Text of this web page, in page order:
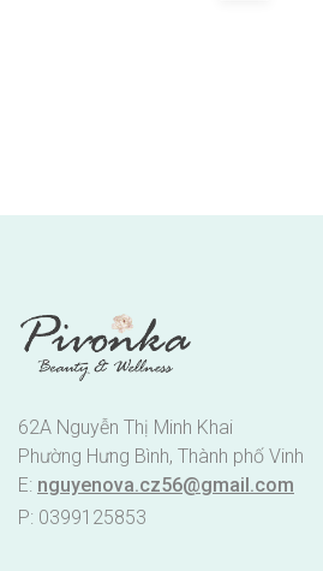
62A Nguyễn Thị Minh Khai
Phường Hưng Bình, Thành phố Vinh
E: nguyenova.cz56@gmail.com
P: 0399125853